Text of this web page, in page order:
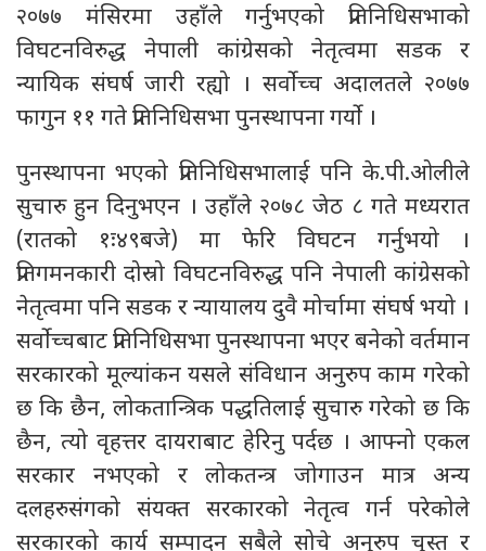
२०७७ मंसिरमा उहाँले गर्नुभएको प्रतिनिधिसभाको
विघटनविरुद्ध नेपाली कांग्रेसको नेतृत्वमा सडक र
न्यायिक संघर्ष जारी रह्यो । सर्वोच्च अदालतले २०७७
फागुन ११ गते प्रतिनिधिसभा पुनस्थापना गर्यो ।
पुनस्थापना भएको प्रतिनिधिसभालाई पनि के.पी.ओलीले
सुचारु हुन दिनुभएन । उहाँले २०७८ जेठ ८ गते मध्यरात
(रातको १ः४९बजे) मा फेरि विघटन गर्नुभयो ।
प्रतिगमनकारी दोस्रो विघटनविरुद्ध पनि नेपाली कांग्रेसको
नेतृत्वमा पनि सडक र न्यायालय दुवै मोर्चामा संघर्ष भयो ।
सर्वोच्चबाट प्रतिनिधिसभा पुनस्थापना भएर बनेको वर्तमान
सरकारको मूल्यांकन यसले संविधान अनुरुप काम गरेको
छ कि छैन, लोकतान्त्रिक पद्धतिलाई सुचारु गरेको छ कि
छैन, त्यो वृहत्तर दायराबाट हेरिनु पर्दछ । आफ्नो एकल
सरकार नभएको र लोकतन्त्र जोगाउन मात्र अन्य
दलहरुसंगको संयक्त सरकारको नेतृत्व गर्न परेकोले
सरकारको कार्य सम्पादन सबैले सोचे अनुरुप चुस्त र